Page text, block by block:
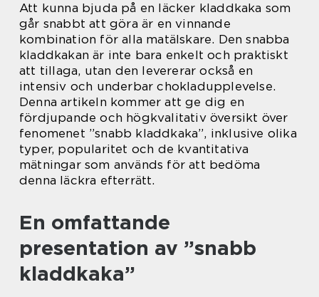
Att kunna bjuda på en läcker kladdkaka som
går snabbt att göra är en vinnande
kombination för alla matälskare. Den snabba
kladdkakan är inte bara enkelt och praktiskt
att tillaga, utan den levererar också en
intensiv och underbar chokladupplevelse.
Denna artikeln kommer att ge dig en
fördjupande och högkvalitativ översikt över
fenomenet ”snabb kladdkaka”, inklusive olika
typer, popularitet och de kvantitativa
mätningar som används för att bedöma
denna läckra efterrätt.
En omfattande
presentation av ”snabb
kladdkaka”